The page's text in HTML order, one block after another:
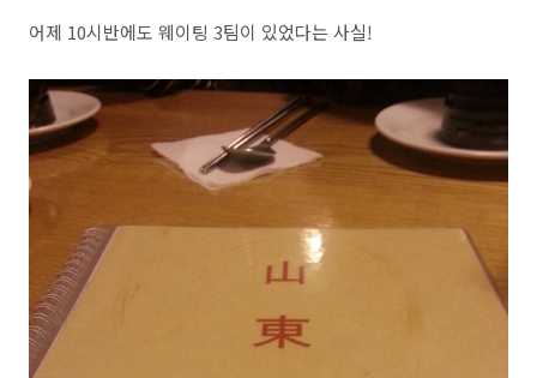
어제 10시반에도 웨이팅 3팀이 있었다는 사실!